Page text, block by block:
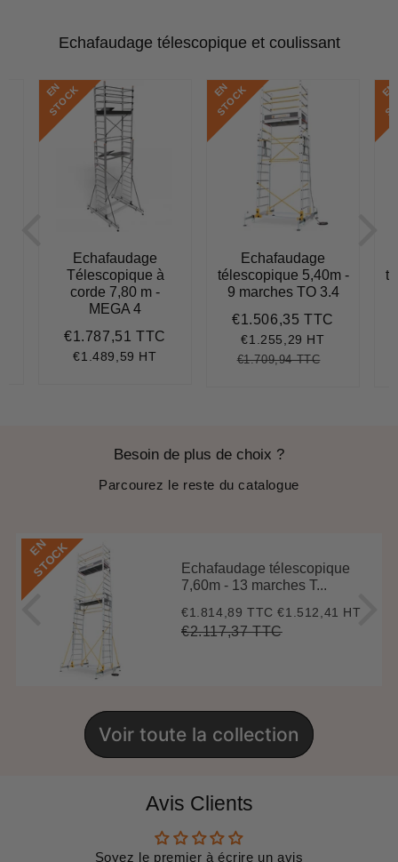
Echafaudage télescopique et coulissant
E
N
S
T
O
C
K
Echafaudage
Télescopique à
corde 7,80 m -
MEGA 4
Prix
régulier
€1.787,51 TTC
€1.489,59 HT
E
N
S
T
O
C
K
Echafaudage
télescopique 5,40m -
9 marches TO 3.4
Prix
réduit
€1.506,35 TTC
€1.255,29 HT
Prix
€1.709,94 TTC€1.709,94
E
N
S
T
O
C
Besoin de plus de choix ?
Parcourez le reste du catalogue
E
N
S
T
O
C
K
Echafaudage télescopique
7,60m - 13 marches T...
Prix
réduit
€1.814,89 TTC€1.814,89
€1.512,41 HT
Prix
€2.117,37 TTC€2.117,37
Voir toute la collection
Avis Clients
Soyez le premier à écrire un avis